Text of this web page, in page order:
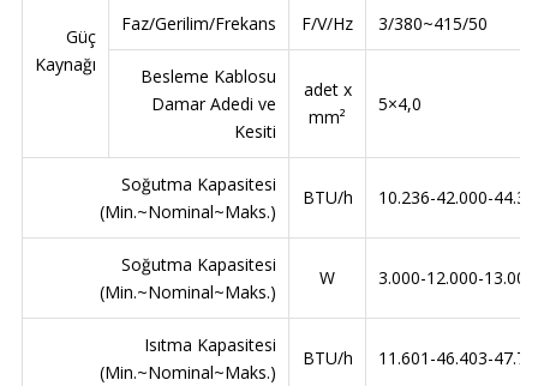
Güç
Kaynağı
Faz/Gerilim/Frekans F/V/Hz 3/380~415/50
Besleme Kablosu
Damar Adedi ve
Kesiti
adet x
mm²
5×4,0
Soğutma Kapasitesi
(Min.~Nominal~Maks.)
BTU/h 10.236-42.000-
Soğutma Kapasitesi
(Min.~Nominal~Maks.)
W 3.000-12.000-13.000
Isıtma Kapasitesi
(Min.~Nominal~Maks.)
BTU/h 11.601-46.403-